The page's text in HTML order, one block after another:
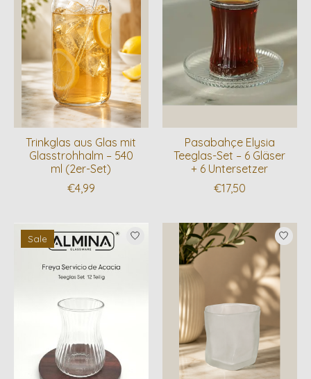
Trinkglas aus Glas mit
Glasstrohhalm – 540
ml (2er-Set)
€4,99
Pasabahçe Elysia
Teeglas-Set – 6 Gläser
+ 6 Untersetzer
€17,50
Sale